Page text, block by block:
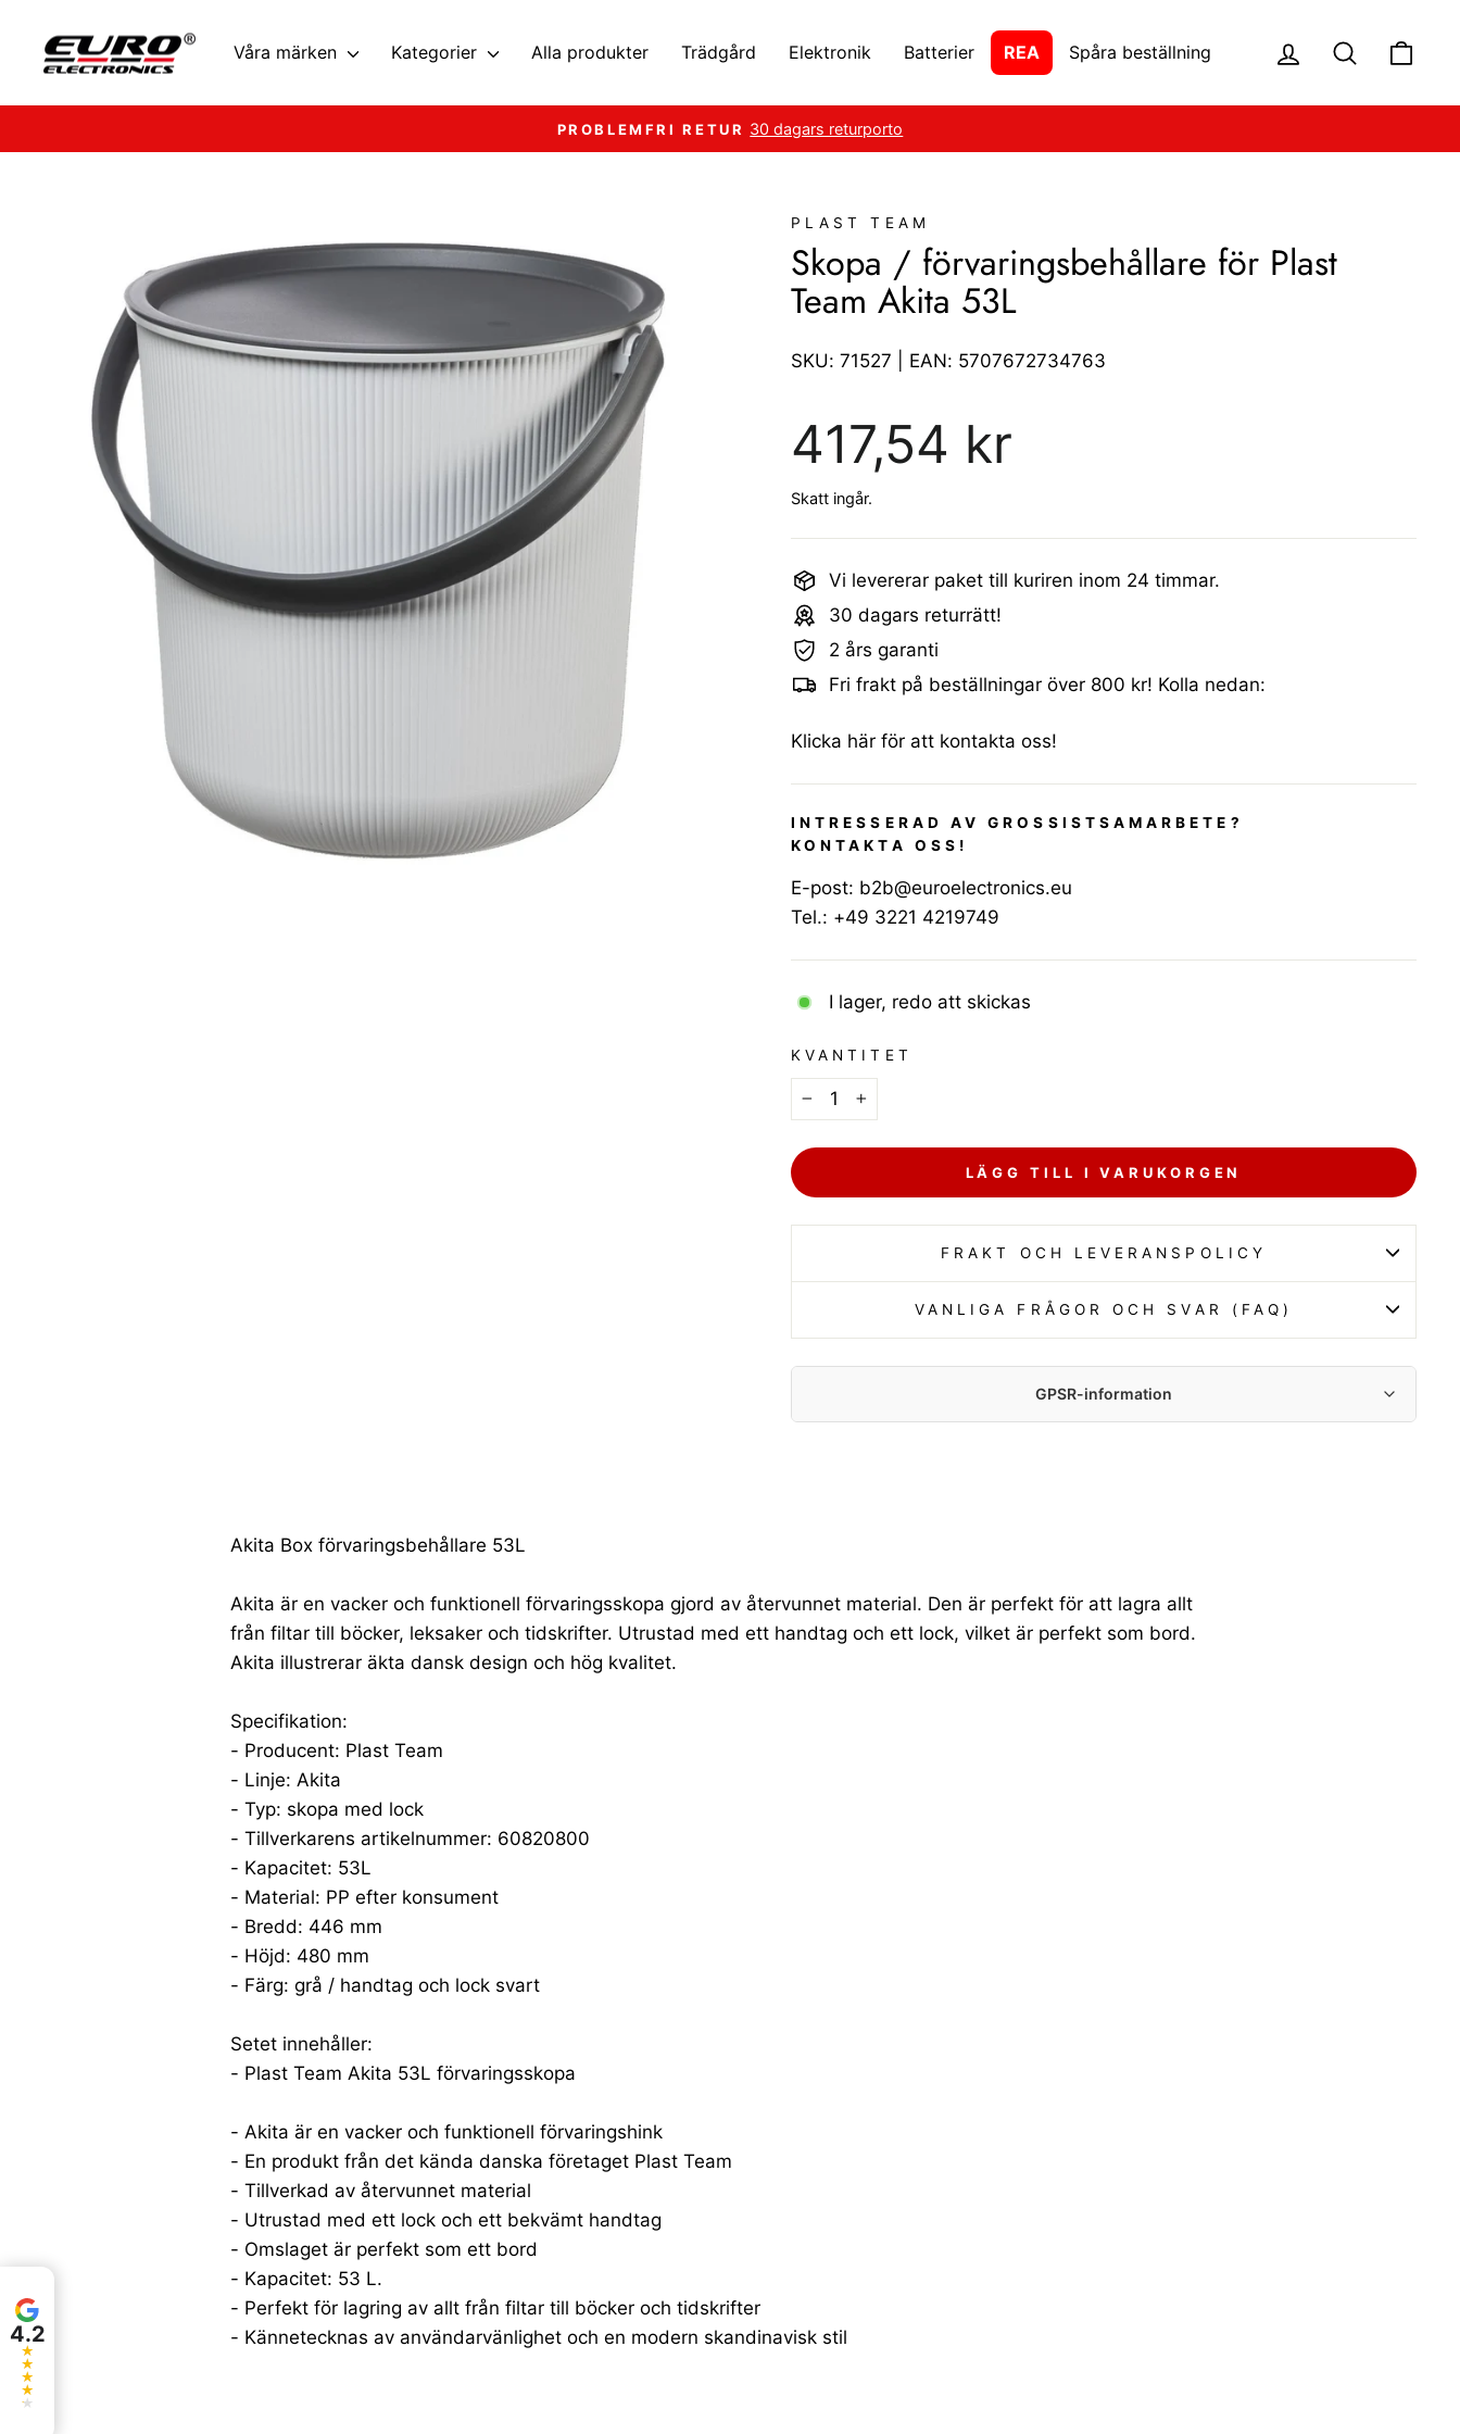
innehållet
Våra märken Kategorier Alla produkter Trädgård Elektronik Batterier REA Spåra beställning Logga in Söka
Pausa
PROBLEMFRI RETUR 30 dagars returporto
PLAST TEAM
Skopa / förvaringsbehållare för Plast
Team Akita 53L
SKU: 71527 | EAN: 5707672734763
pris
417,54 kr
Skatt ingår.
Vi levererar paket till kuriren inom 24 timmar.
30 dagars returrätt!
2 års garanti
Fri frakt på beställningar över 800 kr! Kolla nedan:
Klicka här för att kontakta oss!
INTRESSERAD AV GROSSISTSAMARBETE?
KONTAKTA OSS!
E-post: b2b@euroelectronics.eu
Tel.: +49 3221 4219749
I lager, redo att skickas
KVANTITET
LÄGG TILL I VARUKORGEN
FRAKT OCH LEVERANSPOLICY
VANLIGA FRÅGOR OCH SVAR (FAQ)
GPSR-information
customersupport@nh-g.com
+48 59 8419 000
Akita Box förvaringsbehållare 53L
Akita är en vacker och funktionell förvaringsskopa gjord av återvunnet material. Den är perfekt för att lagra allt
från filtar till böcker, leksaker och tidskrifter. Utrustad med ett handtag och ett lock, vilket är perfekt som bord.
Akita illustrerar äkta dansk design och hög kvalitet.
Specifikation:
- Producent: Plast Team
- Linje: Akita
- Typ: skopa med lock
- Tillverkarens artikelnummer: 60820800
- Kapacitet: 53L
- Material: PP efter konsument
- Bredd: 446 mm
- Höjd: 480 mm
- Färg: grå / handtag och lock svart
Setet innehåller:
- Plast Team Akita 53L förvaringsskopa
- Akita är en vacker och funktionell förvaringshink
- En produkt från det kända danska företaget Plast Team
- Tillverkad av återvunnet material
- Utrustad med ett lock och ett bekvämt handtag
- Omslaget är perfekt som ett bord
- Kapacitet: 53 L.
- Perfekt för lagring av allt från filtar till böcker och tidskrifter
- Kännetecknas av användarvänlighet och en modern skandinavisk stil
4.2